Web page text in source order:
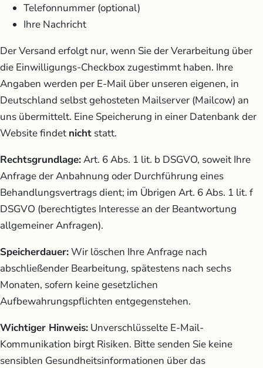
Telefonnummer (optional)
Ihre Nachricht
Der Versand erfolgt nur, wenn Sie der Verarbeitung über
die Einwilligungs-Checkbox zugestimmt haben. Ihre
Angaben werden per E-Mail über unseren eigenen, in
Deutschland selbst gehosteten Mailserver (Mailcow) an
uns übermittelt. Eine Speicherung in einer Datenbank der
Website findet nicht statt.
Rechtsgrundlage:Art. 6 Abs. 1 lit. b DSGVO, soweit Ihre
Anfrage der Anbahnung oder Durchführung eines
Behandlungsvertrags dient; im Übrigen Art. 6 Abs. 1 lit. f
DSGVO (berechtigtes Interesse an der Beantwortung
allgemeiner Anfragen).
Speicherdauer:Wir löschen Ihre Anfrage nach
abschließender Bearbeitung, spätestens nach sechs
Monaten, sofern keine gesetzlichen
Aufbewahrungspflichten entgegenstehen.
Wichtiger Hinweis: Unverschlüsselte E-Mail-
Kommunikation birgt Risiken. Bitte senden Sie keine
sensiblen Gesundheitsinformationen über das